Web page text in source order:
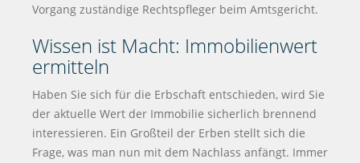
Vorgang zuständige Rechtspfleger beim Amtsgericht.
Wissen ist Macht: Immobilienwert
ermitteln
Haben Sie sich für die Erbschaft entschieden, wird Sie
der aktuelle Wert der Immobilie sicherlich brennend
interessieren. Ein Großteil der Erben stellt sich die
Frage, was man nun mit dem Nachlass anfängt. Immer